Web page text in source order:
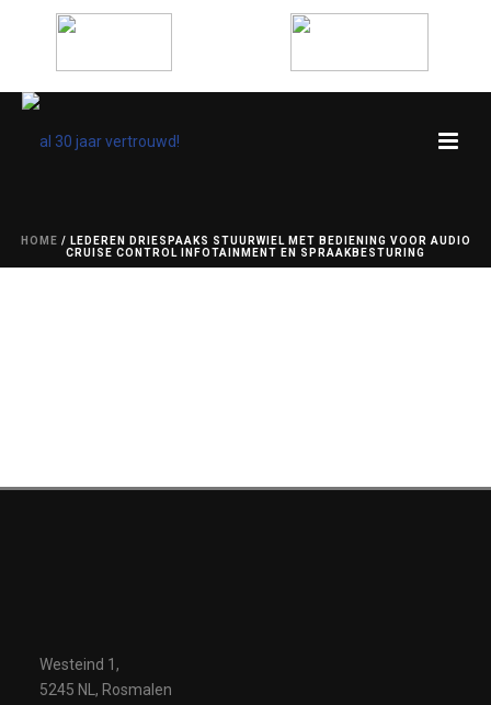
HOME / LEDEREN DRIESPAAKS STUURWIEL MET BEDIENING VOOR AUDIO
CRUISE CONTROL INFOTAINMENT EN SPRAAKBESTURING
Westeind 1,
5245 NL, Rosmalen